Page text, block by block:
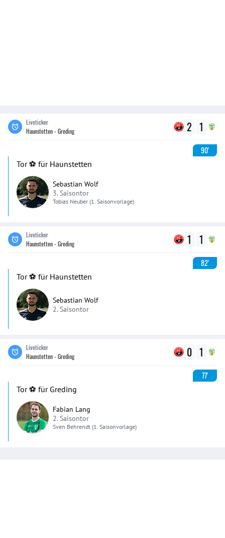
Liveticker
Haunstetten - Greding
2 1
90'
Tor ⚽️ für Haunstetten
Sebastian Wolf
3. Saisontor
Tobias Neuber (1. Saisonvorlage)
Liveticker
Haunstetten - Greding
1 1
82'
Tor ⚽️ für Haunstetten
Sebastian Wolf
2. Saisontor
Liveticker
Haunstetten - Greding
0 1
77'
Tor ⚽️ für Greding
Fabian Lang
2. Saisontor
Sven Behrendt (1. Saisonvorlage)